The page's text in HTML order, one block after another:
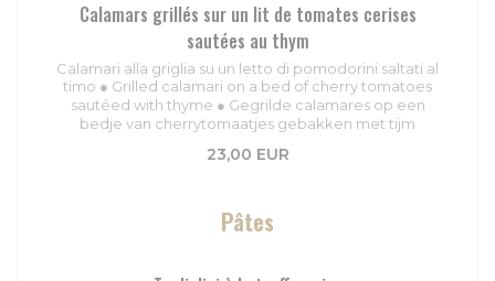
Calamars grillés sur un lit de tomates cerises
sautées au thym
Calamari alla griglia su un letto di pomodorini saltati al
timo ● Grilled calamari on a bed of cherry tomatoes
sautéed with thyme ● Gegrilde calamares op een
bedje van cherrytomaatjes gebakken met tijm
23,00 EUR
Pâtes